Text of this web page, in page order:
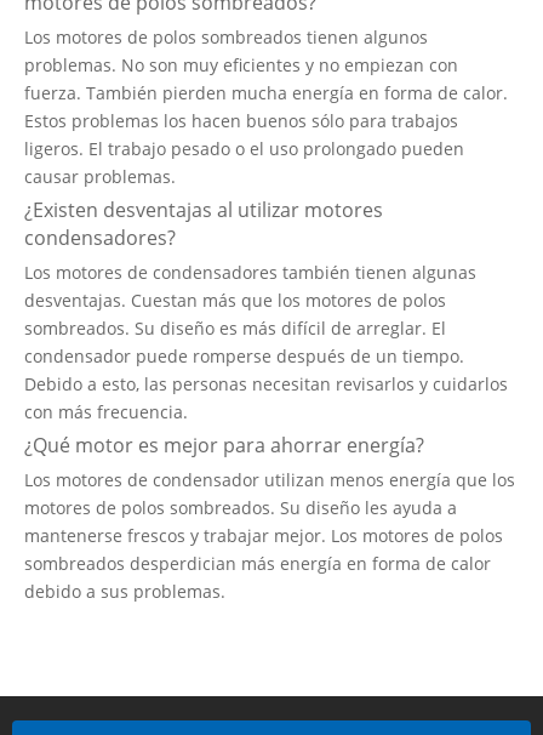
Los motores de polos sombreados tienen algunos
problemas. No son muy eficientes y no empiezan con
fuerza. También pierden mucha energía en forma de calor.
Estos problemas los hacen buenos sólo para trabajos
ligeros. El trabajo pesado o el uso prolongado pueden
causar problemas.
¿Existen desventajas al utilizar motores
condensadores?
Los motores de condensadores también tienen algunas
desventajas. Cuestan más que los motores de polos
sombreados. Su diseño es más difícil de arreglar. El
condensador puede romperse después de un tiempo.
Debido a esto, las personas necesitan revisarlos y cuidarlos
con más frecuencia.
¿Qué motor es mejor para ahorrar energía?
Los motores de condensador utilizan menos energía que los
motores de polos sombreados. Su diseño les ayuda a
mantenerse frescos y trabajar mejor. Los motores de polos
sombreados desperdician más energía en forma de calor
debido a sus problemas.